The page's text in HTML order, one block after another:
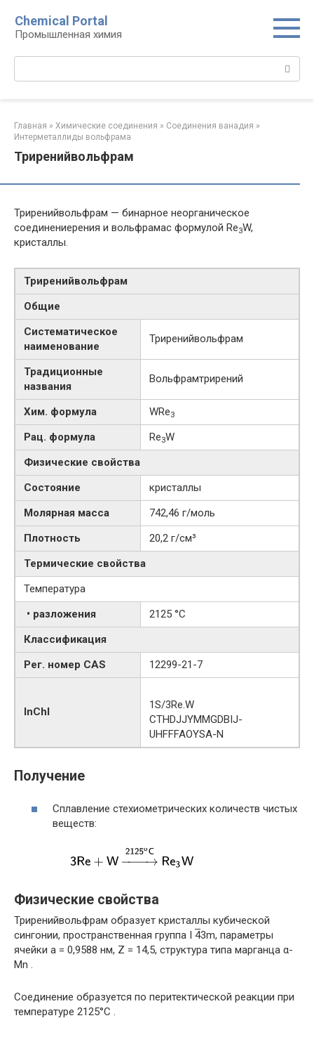
контенту
Chemical Portal
Промышленная химия
Главная » Химические соединения » Соединения ванадия‎ »
Интерметаллиды вольфрама‎
Триренийвольфрам
Триренийвольфрам — бинарное неорганическое
соединениерения и вольфрамас формулой Re3W,
кристаллы.
Триренийвольфрам
Общие
Систематическое
наименование
Триренийвольфрам
Традиционные
названия
Вольфрамтрирений
Хим. формула WRe3
Рац. формула Re3W
Физические свойства
Состояние
кристаллы
Молярная масса
742,46 г/моль
Плотность
20,2 г/см³
Термические свойства
Температура
• разложения
2125 °C
Классификация
Рег. номер CAS
12299-21-7
InChI
1S/3Re.W
CTHDJJYMMGDBIJ-
UHFFFAOYSA-N
Получение
Сплавление стехиометрических количеств чистых
веществ:
Физические свойства
Триренийвольфрам образует кристаллы кубической
сингонии, пространственная группа I 43m, параметры
ячейки a = 0,9588 нм, Z = 14,5, структура типа марганца α-
Mn .
Соединение образуется по перитектической реакции при
температуре 2125°C .